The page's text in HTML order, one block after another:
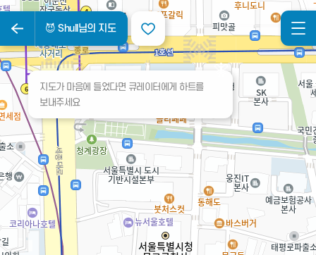
😈 Shull님의 지도
지도가 마음에 들었다면 큐레이터에게 하트를
보내주세요